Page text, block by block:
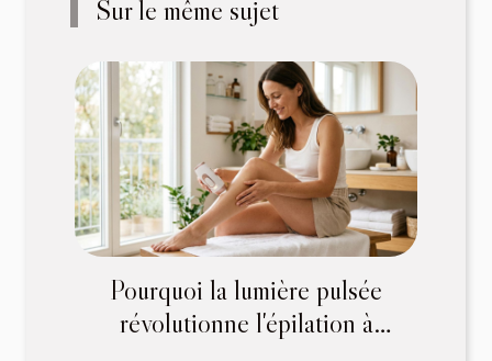
Sur le même sujet
Pourquoi la lumière pulsée
révolutionne l'épilation à